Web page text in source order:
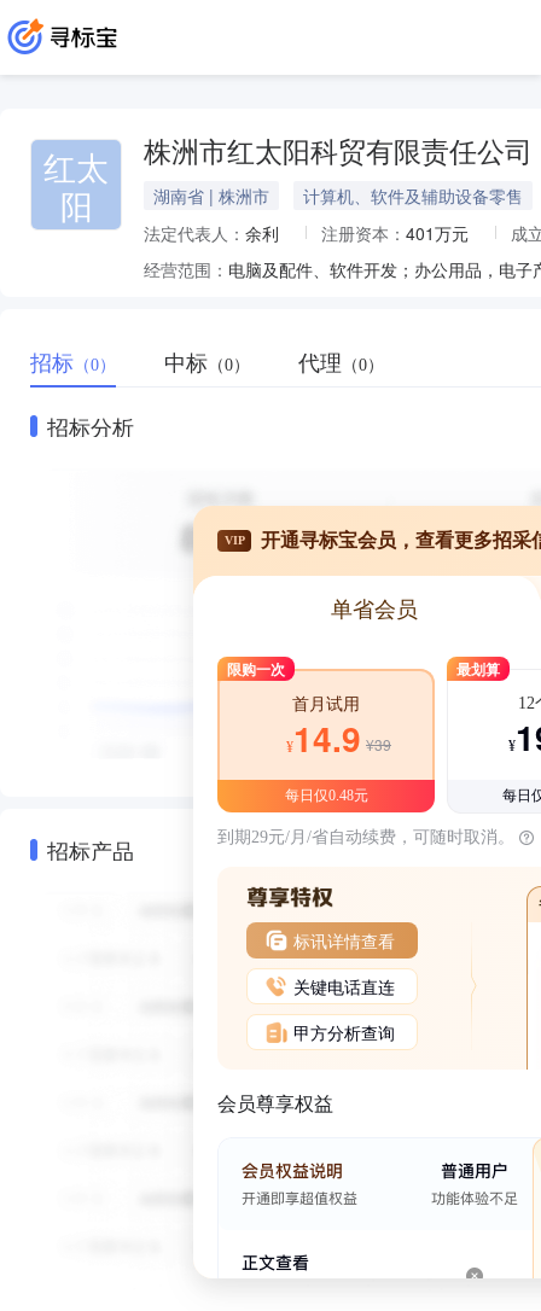
红太
阳
株洲市红太阳科贸有限责任公司
湖南省 | 株洲市
计算机、软件及辅助设备零售
法定代表人： 余利 注册资本： 401万元
成
经营范围：
招标 （0） 中标 （0） 代理 （0）
招标分析
招标产品
VIP 开通寻标宝会员，查看更多招采
单省会员
限购一次
首月试用
¥14.9 ¥39
每日仅0.48元
最划算
12
¥
每日
到期29元/月/省自动续费，可随时取消。
标讯详情查看
关键电话直连
甲方分析查询
会员尊享权益